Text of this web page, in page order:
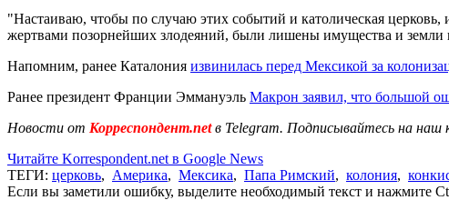
"Настаиваю, чтобы по случаю этих событий и католическая
жертвами позорнейших злодеяний, были лишены имущества и земли
Напомним, ранее Каталония извинилась перед Мексикой за
Ранее президент Франции Эммануэль Макрон заявил, что большой
Новости от Корреспондент.netв Telegram. Подписывайтесь на наш
Читайте Korrespondent.net в Google News
ТЕГИ: церковь, Америка, Мексика, Папа Римский, колония,
Если вы заметили ошибку, выделите необходимый текст и нажмите